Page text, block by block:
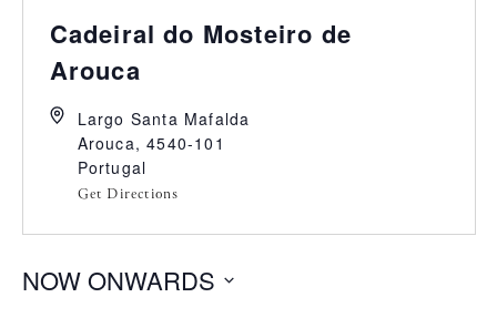
Cadeiral do Mosteiro de
Arouca
Largo Santa Mafalda
Arouca, 4540-101
Portugal
Get Directions
NOW ONWARDS